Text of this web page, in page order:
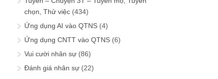
chọn, Thử việc (434)
Ứng dụng AI vào QTNS (4)
Ứng dụng CNTT vào QTNS (6)
Vui cười nhân sự (86)
Đánh giá nhân sự (22)